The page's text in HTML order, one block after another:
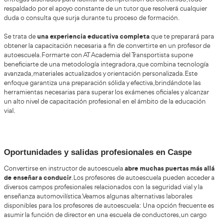
Ventajas y beneficios de formarse
Formación oficial y válidaen todo el territorio
están reconocidas oficialmente y te habilitan para
legal.
Salidas diversas:no solo docencia en aulas de
empresas de transporte, formación de seguridad vial
de cursos especializados.
Demanda laboral creciente: la falta de docentes
profesor de autoescuela esté bien valorado por las
centros de formación en 2025.